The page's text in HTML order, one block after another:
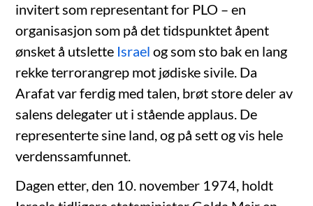
invitert som representant for PLO – en
organisasjon som på det tidspunktet åpent
ønsket å utslette Israel og som sto bak en lang
rekke terrorangrep mot jødiske sivile. Da
Arafat var ferdig med talen, brøt store deler av
salens delegater ut i stående applaus. De
representerte sine land, og på sett og vis hele
verdenssamfunnet.
Dagen etter, den 10. november 1974, holdt